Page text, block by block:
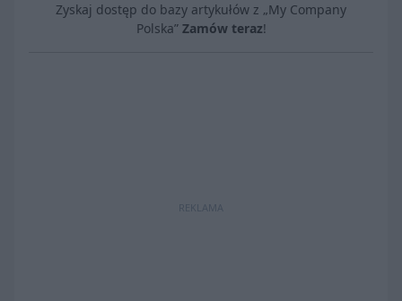
Zyskaj dostęp do bazy artykułów z „My Company
Polska” Zamów teraz!
REKLAMA